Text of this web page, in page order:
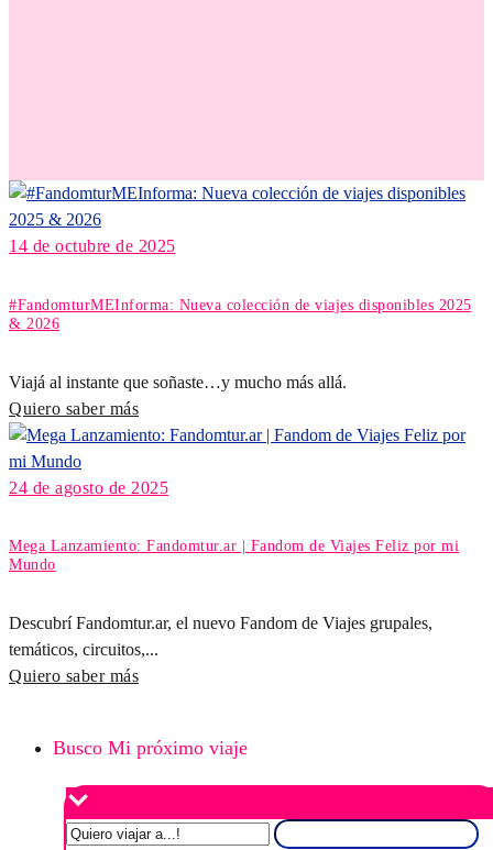
14 de octubre de 2025
#FandomturMEInforma: Nueva colección de viajes disponibles 2025
& 2026
Viajá al instante que soñaste…y mucho más allá.
Quiero saber más
24 de agosto de 2025
Mega Lanzamiento: Fandomtur.ar | Fandom de Viajes Feliz por mi
Mundo
Descubrí Fandomtur.ar, el nuevo Fandom de Viajes grupales,
temáticos, circuitos,...
Quiero saber más
Busco Mi próximo viaje